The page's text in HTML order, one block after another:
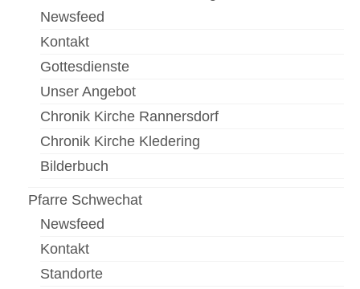
Newsfeed
Kontakt
Gottesdienste
Unser Angebot
Chronik Kirche Rannersdorf
Chronik Kirche Kledering
Bilderbuch
Pfarre Schwechat
Newsfeed
Kontakt
Standorte